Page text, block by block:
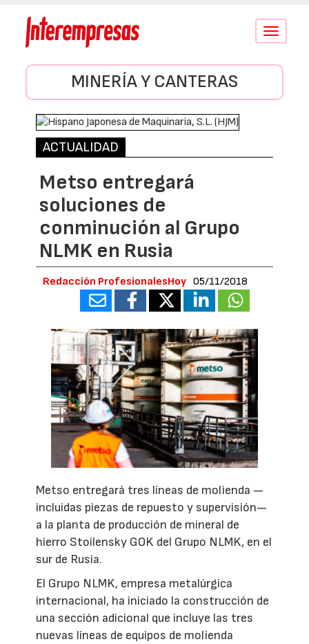
Conmutar
MINERÍA Y CANTERAS
ACTUALIDAD
Metso entregará
soluciones de
conminución al Grupo
NLMK en Rusia
Redacción ProfesionalesHoy 05/11/2018
Metso entregará tres líneas de molienda —
incluidas piezas de repuesto y supervisión—
a la planta de producción de mineral de
hierro Stoilensky GOK del Grupo NLMK, en el
sur de Rusia.
El Grupo NLMK, empresa metalúrgica
internacional, ha iniciado la construcción de
una sección adicional que incluye las tres
nuevas líneas de equipos de molienda